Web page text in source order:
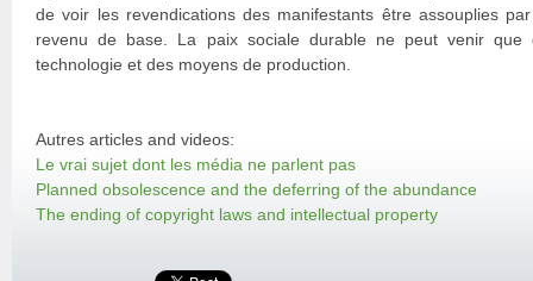
de voir les revendications des manifestants être assouplies
revenu de base. La paix sociale durable ne peut venir que
technologie et des moyens de production.
Autres articles and videos:
Le vrai sujet dont les média ne parlent pas
Planned obsolescence and the deferring of the abundance
The ending of copyright laws and intellectual property